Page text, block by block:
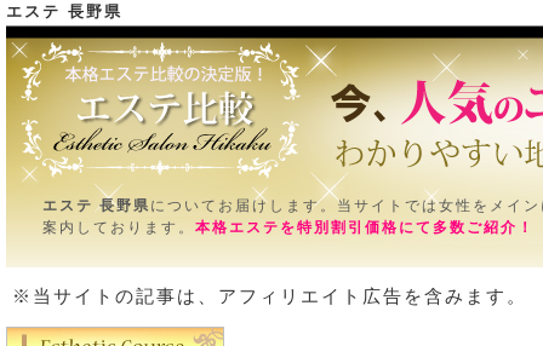
エステ 長野県
エステ 長野県 についてお届けします。当サイトでは女性をメイ
案内しております。 本格エステを特別割引価格にて多数ご紹介！
エステ ＴＯＰ＞長野県
※当サイトの記事は、アフィリエイト広告を含みます。